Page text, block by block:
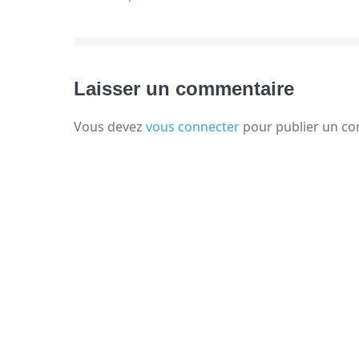
Laisser un commentaire
Vous devez vous connecter pour publier un